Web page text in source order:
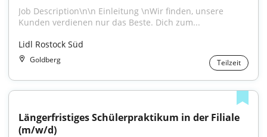
Job Description\n\n Einleitung \nWir finden, unsere
Kunden verdienen nur das Beste. Dich zum...
Lidl Rostock Süd
Goldberg Teilzeit
Längerfristiges Schülerpraktikum in der Filiale
(m/w/d)